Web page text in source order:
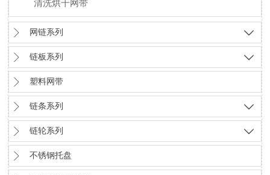
清洗烘干网带
 网链系列 
 链板系列 
 塑料网带
 链条系列 
 链轮系列 
 不锈钢托盘